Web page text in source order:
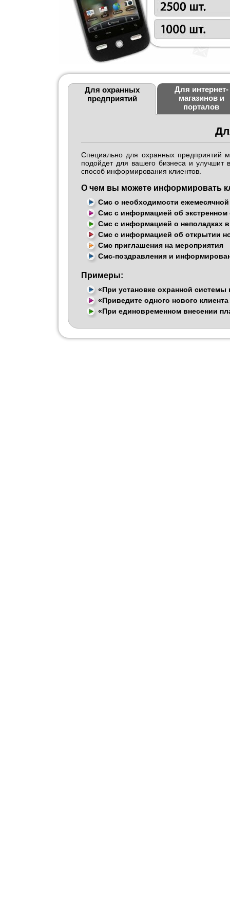
Для охранных
предприятий
Для интернет-
магазинов и
порталов
Специально для охранных предприятий
подойдет для вашего бизнеса и
способ информирования клиентов.
О чем вы можете информировать
Смс о необходимости
Смс с информацией об
Смс с информацией о неполадках
Смс с информацией об открытии
Смс приглашения на мероприятия
Смс-поздравления и
Примеры:
«При установке охранной системы
«Приведите одного нового
«При единовременном внесении